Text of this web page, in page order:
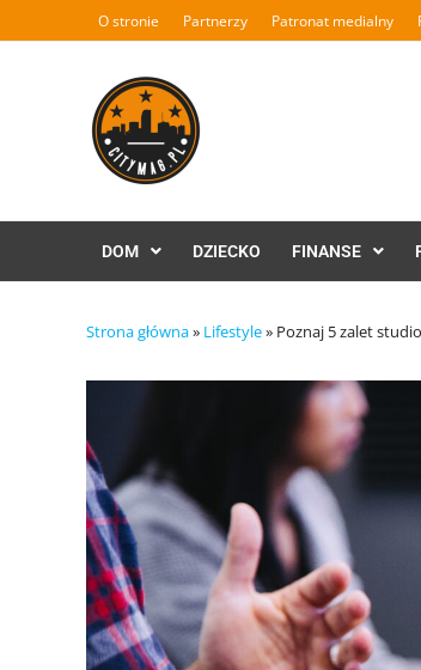
to
O stronie Partnerzy Patronat medialny
DOM DZIECKO FINANSE
Strona główna» Lifestyle» Poznaj 5 zalet